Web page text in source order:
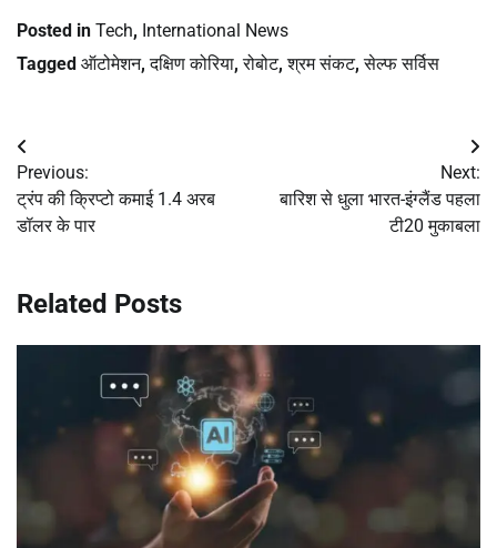
Posted in Tech, International News
Tagged ऑटोमेशन,दक्षिण कोरिया,रोबोट,श्रम संकट,सेल्फ सर्विस
Post
navigation
Previous:
ट्रंप की क्रिप्टो कमाई 1.4 अरब
डॉलर के पार
Next:
बारिश से धुला भारत-इंग्लैंड पहला
टी20 मुकाबला
Related Posts